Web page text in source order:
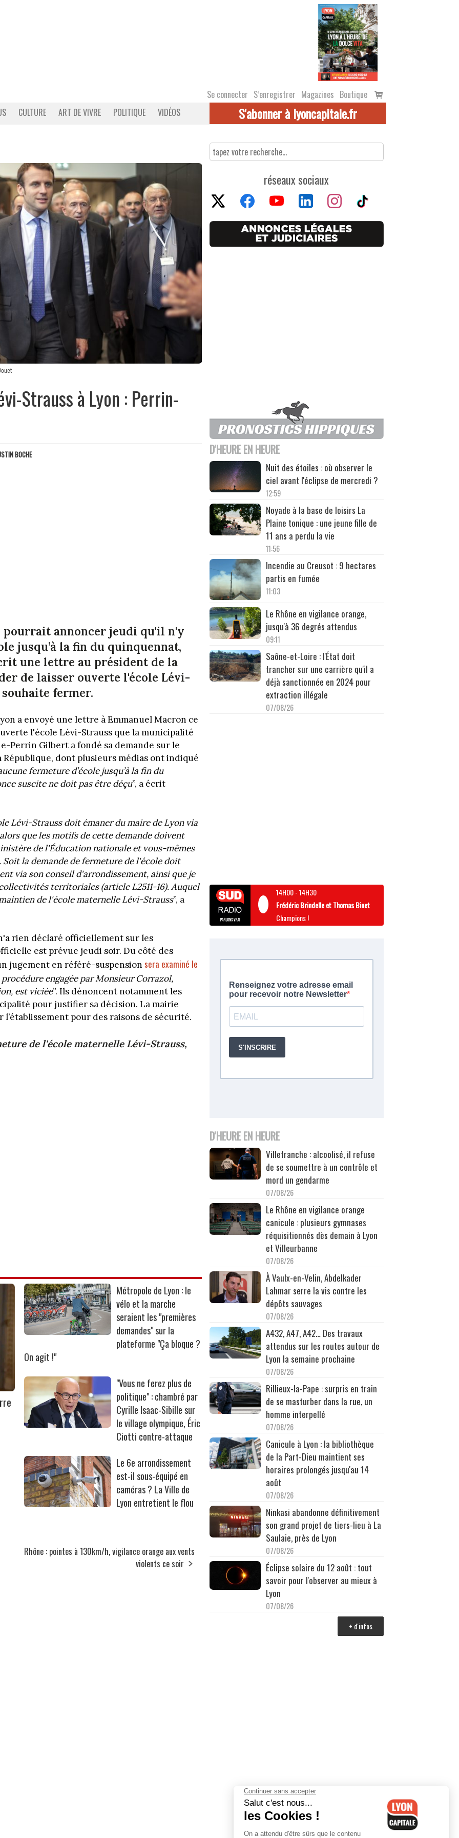
Se connecter S’enregistrer Magazines Boutique
Voir
le
CULTURE ART DE VIVRE POLITIQUE VIDÉOS S'abonner à lyoncapitale.fr
Strauss à Lyon : Perrin-
BOCHE
pourrait annoncer jeudi qu'il n'y
jusqu’à la fin du quinquennat,
une lettre au président de la
de laisser ouverte l'école Lévi-
fermer.
a envoyé une lettre à Emmanuel Macron ce
l'école Lévi-Strauss que la municipalité
Perrin Gilbert a fondé sa demande sur le
dont plusieurs médias ont indiqué
fermeture d’école jusqu’à la fin du
suscite ne doit pas être déçu”, a écrit
Lévi-Strauss doit émaner du maire de Lyon via
que les motifs de cette demande doivent
de l'Éducation nationale et vous-mêmes
la demande de fermeture de l'école doit
via son conseil d'arrondissement, ainsi que je
territoriales (article L2511-16). Auquel
de l'école maternelle Lévi-Strauss”, a
rien déclaré officiellement sur les
est prévue jeudi soir. Du côté des
jugement en référé-suspension sera examiné le
engagée par Monsieur Corrazol,
est viciée”. Ils dénoncent notamment les
pour justifier sa décision. La mairie
l’établissement pour des raisons de sécurité.
de l'école maternelle Lévi-Strauss,
Métropole de Lyon : le
vélo et la marche
seraient les "premières
demandes" sur la
plateforme "Ça bloque ?
On agit !"
"Vous ne ferez plus de
politique" : chambré par
Cyrille Isaac-Sibille sur
le village olympique, Éric
Ciotti contre-attaque
Le 6e arrondissement
est-il sous-équipé en
caméras ? La Ville de
Lyon entretient le flou
Rhône : pointes à 130km/h, vigilance orange aux vents
violents ce soir
réseaux sociaux
D'HEURE EN HEURE
Nuit des étoiles : où observer le
ciel avant l'éclipse de mercredi ?
12:59
Noyade à la base de loisirs La
Plaine tonique : une jeune fille de
11 ans a perdu la vie
11:56
Incendie au Creusot : 9 hectares
partis en fumée
11:03
Le Rhône en vigilance orange,
jusqu'à 36 degrés attendus
09:11
Saône-et-Loire : l'État doit
trancher sur une carrière qu'il a
déjà sanctionnée en 2024 pour
extraction illégale
07/08/26
14H00-14H30
Frédéric Brindelle et Thomas Binet
Champions !
D'HEURE EN HEURE
Villefranche : alcoolisé, il refuse
de se soumettre à un contrôle et
mord un gendarme
07/08/26
Le Rhône en vigilance orange
canicule : plusieurs gymnases
réquisitionnés dès demain à Lyon
et Villeurbanne
07/08/26
À Vaulx-en-Velin, Abdelkader
Lahmar serre la vis contre les
dépôts sauvages
07/08/26
A432, A47, A42… Des travaux
attendus sur les routes autour de
Lyon la semaine prochaine
07/08/26
Rillieux-la-Pape : surpris en train
de se masturber dans la rue, un
homme interpellé
07/08/26
Canicule à Lyon : la bibliothèque
de la Part-Dieu maintient ses
horaires prolongés jusqu'au 14
août
07/08/26
Ninkasi abandonne définitivement
son grand projet de tiers-lieu à La
Saulaie, près de Lyon
07/08/26
Éclipse solaire du 12 août : tout
savoir pour l'observer au mieux à
Lyon
07/08/26
+ d'infos